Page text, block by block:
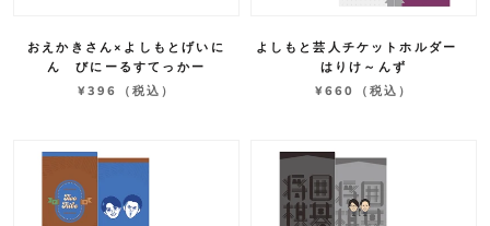
おえかきさん×よしもとげいに
ん びにーるすてっかー
¥396
（税込）
よしもと芸人チケットホルダー
はりけ～んず
¥660
（税込）